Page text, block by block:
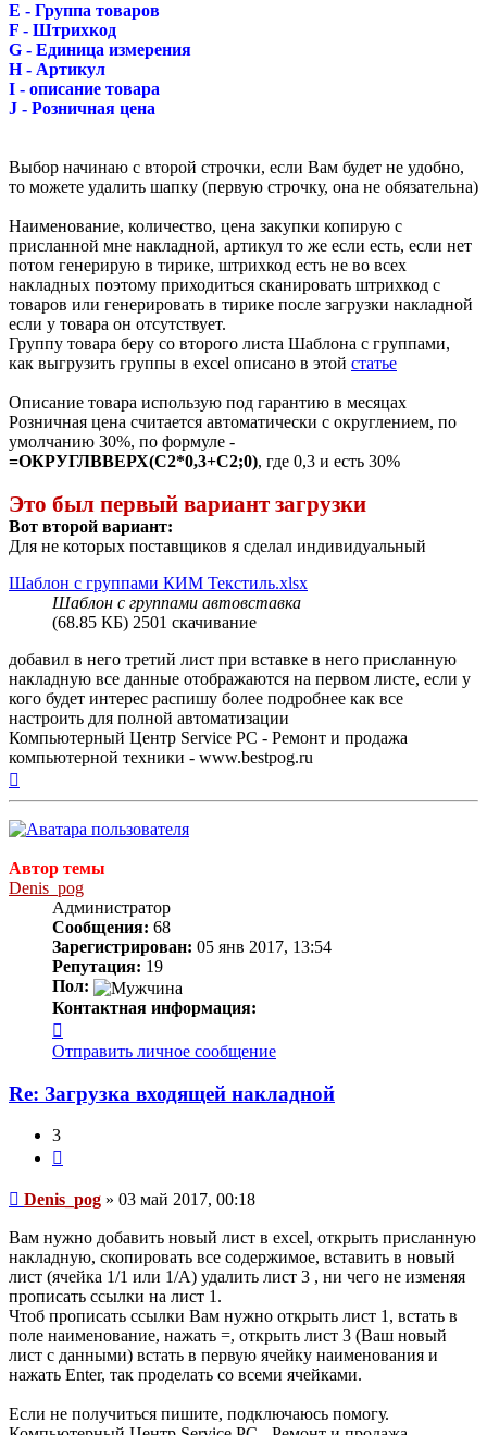
E - Группа товаров
F - Штрихкод
G - Единица измерения
H - Артикул
I - описание товара
J - Розничная цена
Выбор начинаю с второй строчки, если Вам будет не удобно,
то можете удалить шапку (первую строчку, она не обязательна)
Наименование, количество, цена закупки копирую с
присланной мне накладной, артикул то же если есть, если нет
потом генерирую в тирике, штрихкод есть не во всех
накладных поэтому приходиться сканировать штрихкод с
товаров или генерировать в тирике после загрузки накладной
если у товара он отсутствует.
Группу товара беру со второго листа Шаблона с группами,
как выгрузить группы в excel описано в этой статье
Описание товара использую под гарантию в месяцах
Розничная цена считается автоматически с округлением, по
умолчанию 30%, по формуле -
=ОКРУГЛВВЕРХ(C2*0,3+C2;0), где 0,3 и есть 30%
Это был первый вариант загрузки
Вот второй вариант:
Для не которых поставщиков я сделал индивидуальный
Шаблон с группами КИМ Текстиль.xlsx
Шаблон с группами автовставка
(68.85 КБ) 2501 скачивание
добавил в него третий лист при вставке в него присланную
накладную все данные отображаются на первом листе, если у
кого будет интерес распишу более подробнее как все
настроить для полной автоматизации
Компьютерный Центр Service PC - Ремонт и продажа
компьютерной техники - www.bestpog.ru
к
началу
Автор темы
Denis_pog
Администратор
Сообщения: 68
Зарегистрирован: 05 янв 2017, 13:54
Репутация: 19
Пол:
Контактная информация:
информация
пользователя
Отправить личное сообщение
Re: Загрузка входящей накладной
3
Сообщение
Denis_pog » 03 май 2017, 00:18
Вам нужно добавить новый лист в excel, открыть присланную
накладную, скопировать все содержимое, вставить в новый
лист (ячейка 1/1 или 1/A) удалить лист 3 , ни чего не изменяя
прописать ссылки на лист 1.
Чтоб прописать ссылки Вам нужно открыть лист 1, встать в
поле наименование, нажать =, открыть лист 3 (Ваш новый
лист с данными) встать в первую ячейку наименования и
нажать Enter, так проделать со всеми ячейками.
Если не получиться пишите, подключаюсь помогу.